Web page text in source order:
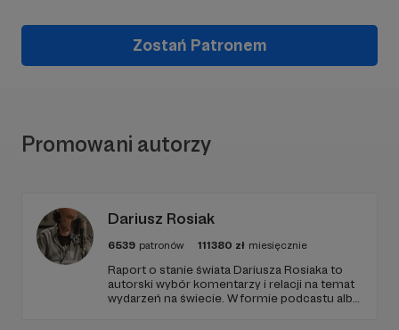
Zostań Patronem
Promowani autorzy
Dariusz Rosiak
6539 patronów 111380 zł miesięcznie
Raport o stanie świata Dariusza Rosiaka to
autorski wybór komentarzy i relacji na temat
wydarzeń na świecie. W formie podcastu albo